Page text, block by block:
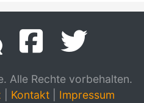
Alle Rechte vorbehalten.
Kontakt
Impressum